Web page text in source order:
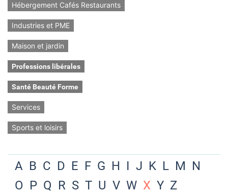
Hébergement Cafés Restaurants
Industries et PME
Maison et jardin
Professions libérales
Santé Beauté Forme
Services
Sports et loisirs
A B C D E F G H I J K L M N
O P Q R S T U V W X Y Z